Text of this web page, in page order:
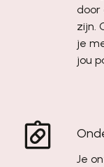
door
zijn.
je
jou
Je